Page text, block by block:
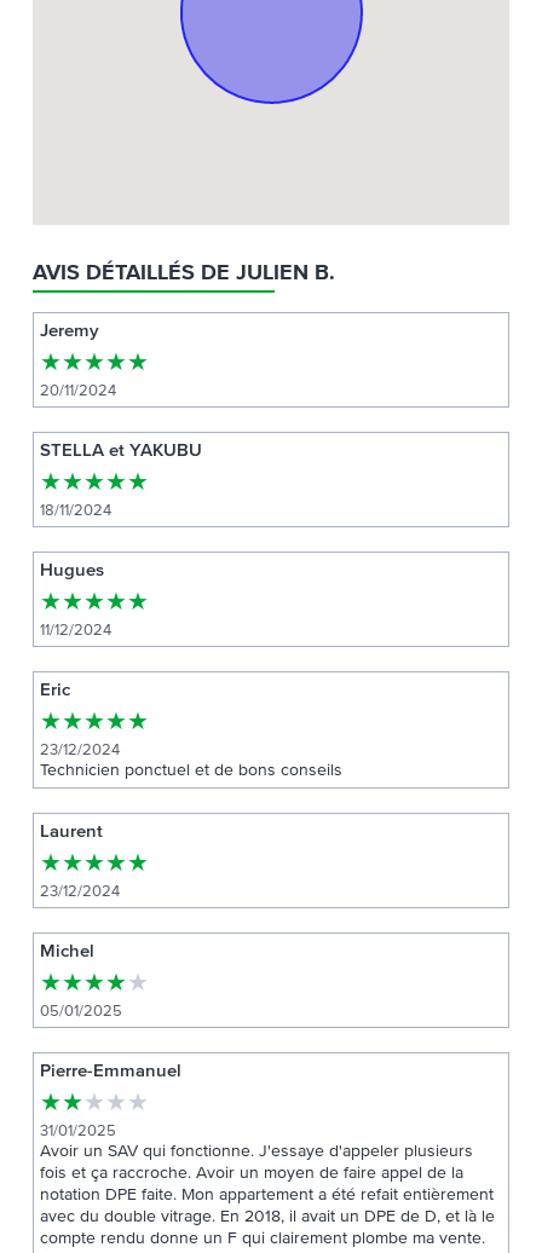
AVIS DÉTAILLÉS DE JULIEN B.
Jeremy
★★★★★
20/11/2024
STELLA et YAKUBU
★★★★★
18/11/2024
Hugues
★★★★★
11/12/2024
Eric
★★★★★
23/12/2024
Technicien ponctuel et de bons conseils
Laurent
★★★★★
23/12/2024
Michel
★★★★★
05/01/2025
Pierre-Emmanuel
★★★★★
31/01/2025
Avoir un SAV qui fonctionne. J'essaye d'appeler plusieurs
fois et ça raccroche. Avoir un moyen de faire appel de la
notation DPE faite. Mon appartement a été refait entièrement
avec du double vitrage. En 2018, il avait un DPE de D, et là le
compte rendu donne un F qui clairement plombe ma vente.